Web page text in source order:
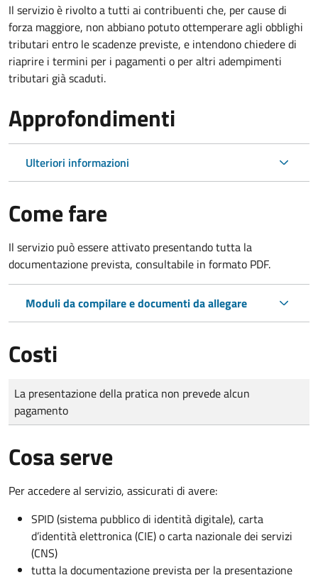
Il servizio è rivolto a tutti ai contribuenti che, per cause di
forza maggiore, non abbiano potuto ottemperare agli obblighi
tributari entro le scadenze previste, e intendono chiedere di
riaprire i termini per i pagamenti o per altri adempimenti
tributari già scaduti.
Approfondimenti
Ulteriori informazioni
Come fare
Il servizio può essere attivato presentando tutta la
documentazione prevista, consultabile in formato PDF.
Moduli da compilare e documenti da allegare
Costi
Tipo di pagamento
Importo
La presentazione della pratica non prevede alcun
pagamento
Cosa serve
Per accedere al servizio, assicurati di avere:
SPID (sistema pubblico di identità digitale), carta
d’identità elettronica (CIE) o carta nazionale dei servizi
(CNS)
tutta la documentazione prevista per la presentazione